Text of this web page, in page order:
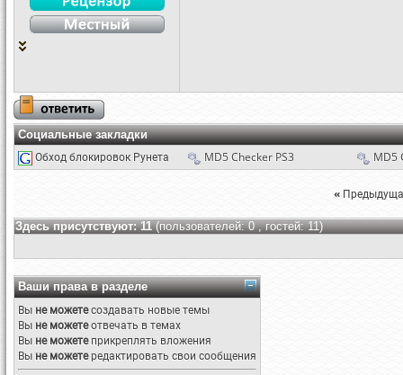
Социальные закладки
Обход блокировок Рунета MD5 Checker PS3 MD5
«
Здесь присутствуют: 11(пользователей: 0 , гостей: 11)
Ваши права в разделе
Вы не можетесоздавать новые темы
Вы не можетеотвечать в темах
Вы не можетеприкреплять вложения
Вы не можетередактировать свои сообщения